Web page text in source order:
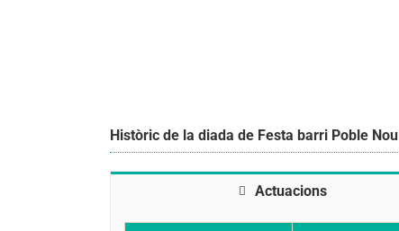
Històric de la diada de Festa barri Poble Nou
Actuacions